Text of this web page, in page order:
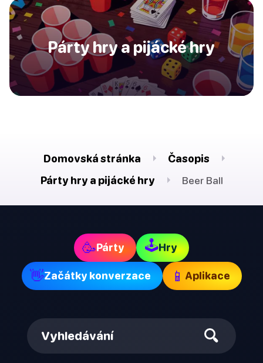
Párty hry a pijácké hry
Domovská stránka
Časopis
Párty hry a pijácké hry
Beer Ball
🥳Párty 🕹Hry
👋Začátky konverzace 📱 Aplikace
Vyhledávání